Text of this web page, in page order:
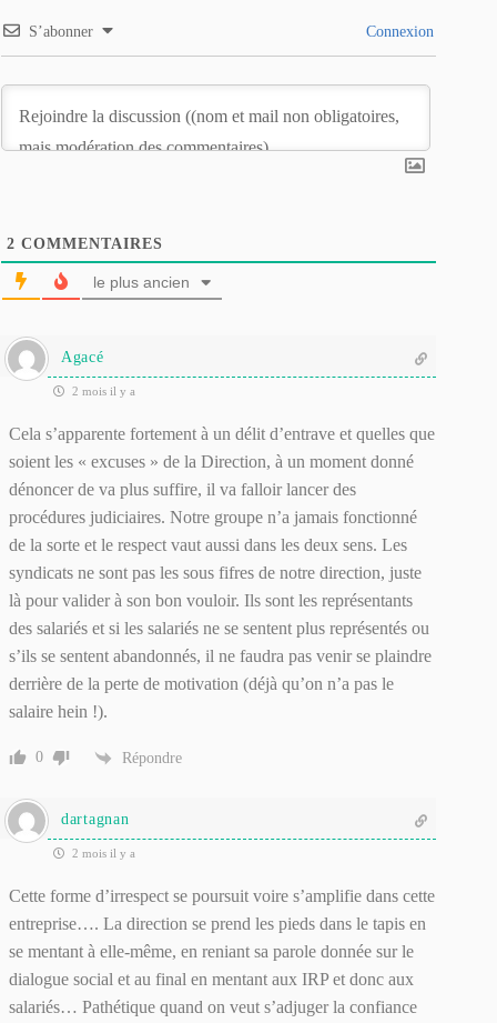
S’abonner Connexion
2 COMMENTAIRES
le plus ancien
Agacé
2 mois il y a
Cela s’apparente fortement à un délit d’entrave et quelles que
soient les « excuses » de la Direction, à un moment donné
dénoncer de va plus suffire, il va falloir lancer des
procédures judiciaires. Notre groupe n’a jamais fonctionné
de la sorte et le respect vaut aussi dans les deux sens. Les
syndicats ne sont pas les sous fifres de notre direction, juste
là pour valider à son bon vouloir. Ils sont les représentants
des salariés et si les salariés ne se sentent plus représentés ou
s’ils se sentent abandonnés, il ne faudra pas venir se plaindre
derrière de la perte de motivation (déjà qu’on n’a pas le
salaire hein !).
0 Répondre
dartagnan
2 mois il y a
Cette forme d’irrespect se poursuit voire s’amplifie dans cette
entreprise…. La direction se prend les pieds dans le tapis en
se mentant à elle-même, en reniant sa parole donnée sur le
dialogue social et au final en mentant aux IRP et donc aux
salariés… Pathétique quand on veut s’adjuger la confiance